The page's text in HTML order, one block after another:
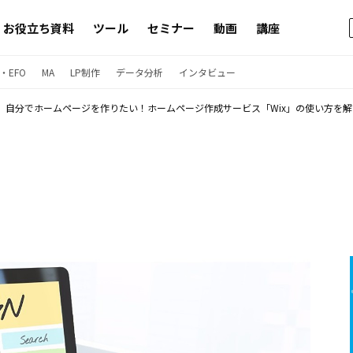
お役立ち資料 ツール セミナー 動画 講座
EFO MA LP制作 データ分析 インタビュー
自分でホームページを作りたい！ホームページ作成サービス「Wix」の使い方を